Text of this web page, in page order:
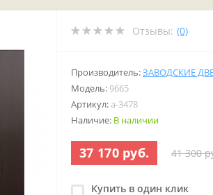
Отзывы: (0)
Производитель:ЗАВОДСКИЕ
Модель: 9665
Артикул: a-3478
Наличие: В наличии
37 170 руб. 41 300
Купить в один клик